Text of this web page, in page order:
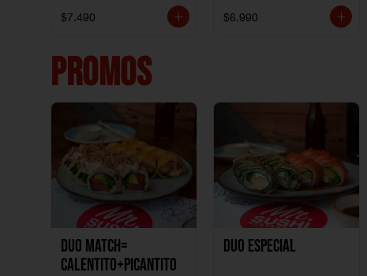
$7.490 $6.990
PROMOS
DUO MATCH=
CALENTITO+PICANTITO
Duo especial